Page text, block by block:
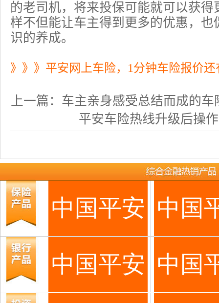
的老司机，将来投保可能就可以获
样不但能让车主得到更多的优惠，
识的养成。
》》》平安网上车险，1分钟车险报价
上一篇： 车主亲身感受总结而成的车
平安车险热线升级后操